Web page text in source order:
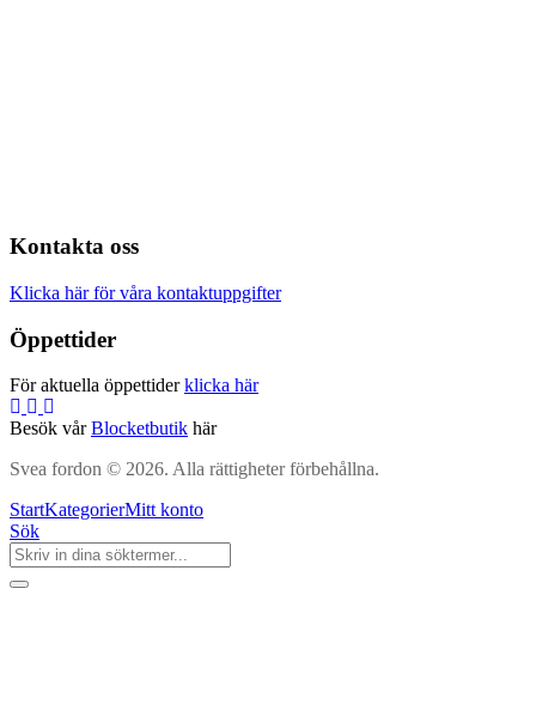
Kontakta oss
Klicka här för våra kontaktuppgifter
Öppettider
För aktuella öppettiderklicka här
Besök vårBlocketbutik här
Svea fordon © 2026. Alla rättigheter förbehållna.
StartKategorierMitt konto
Sök